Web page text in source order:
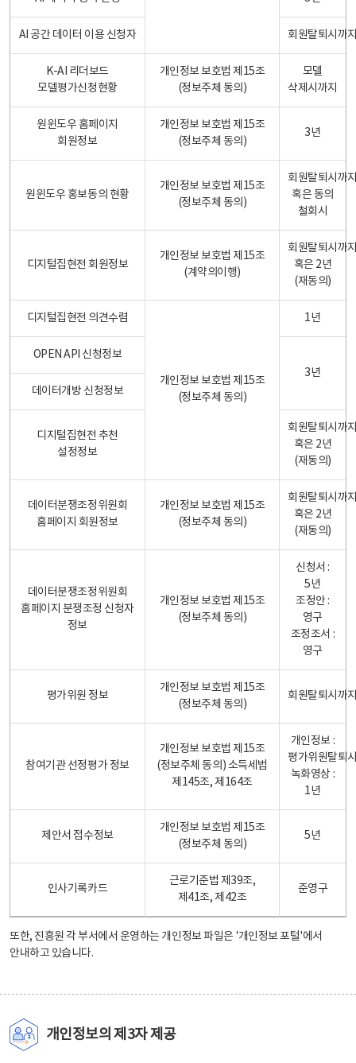
AI 공간 데이터 이용 신청자 회원탈퇴시까
K-AI 리더보드
모델평가신청현황
개인정보 보호법 제15조
(정보주체 동의)
모델
삭제시까지
원윈도우 홈페이지
회원정보
개인정보 보호법 제15조
(정보주체 동의)
3년
원윈도우 홍보동의 현황
개인정보 보호법 제15조
(정보주체 동의)
회원탈퇴시까
혹은 동의
철회시
디지털집현전 회원정보
개인정보 보호법 제15조
(계약의이행)
회원탈퇴시까
혹은 2년
(재동의)
디지털집현전 의견수렴
개인정보 보호법 제15조
(정보주체 동의)
1년
OPEN API 신청정보
3년
데이터개방 신청정보
디지털집현전 추천
설정정보
회원탈퇴시까
혹은 2년
(재동의)
데이터분쟁조정위원회
홈페이지 회원정보
개인정보 보호법 제15조
(정보주체 동의)
회원탈퇴시까
혹은 2년
(재동의)
데이터분쟁조정위원회
홈페이지 분쟁조정 신청자
정보
개인정보 보호법 제15조
(정보주체 동의)
신청서 :
5년
조정안 :
영구
조정조서 :
영구
평가위원 정보
개인정보 보호법 제15조
(정보주체 동의)
회원탈퇴시까
참여기관 선정평가 정보
개인정보 보호법 제15조
(정보주체 동의) 소득세법
제145조, 제164조
개인정보 :
평가위원탈퇴
녹화영상 :
1년
제안서 접수정보
개인정보 보호법 제15조
(정보주체 동의)
5년
인사기록카드
근로기준법 제39조,
제41조, 제42조
준영구
또한, 진흥원 각 부서에서 운영하는 개인정보 파일은 '개인정보 포털'에서
안내하고 있습니다.
개인정보의 제3자 제공